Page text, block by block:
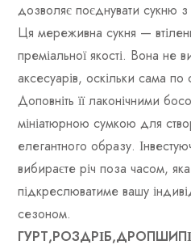
дозволяє поєднувати сукню з
Ця мереживна сукня —
преміальної якості. Вона не
аксесуарів, оскільки сама
Доповніть її лаконічними
мініатюрною сумкою для
елегантного образу.
вибираєте річ поза часом,
підкреслюватиме вашу
сезоном.